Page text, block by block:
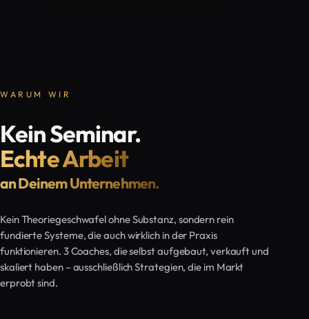
WARUM WIR
Kein Seminar.
Echte Arbeit
an Deinem Unternehmen.
Kein Theoriegeschwafel ohne Substanz, sondern rein
fundierte Systeme, die auch wirklich in der Praxis
funktionieren. 3 Coaches, die selbst aufgebaut, verkauft und
skaliert haben – ausschließlich Strategien, die im Markt
erprobt sind.